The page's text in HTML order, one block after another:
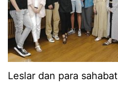
Leslar dan para sahabat